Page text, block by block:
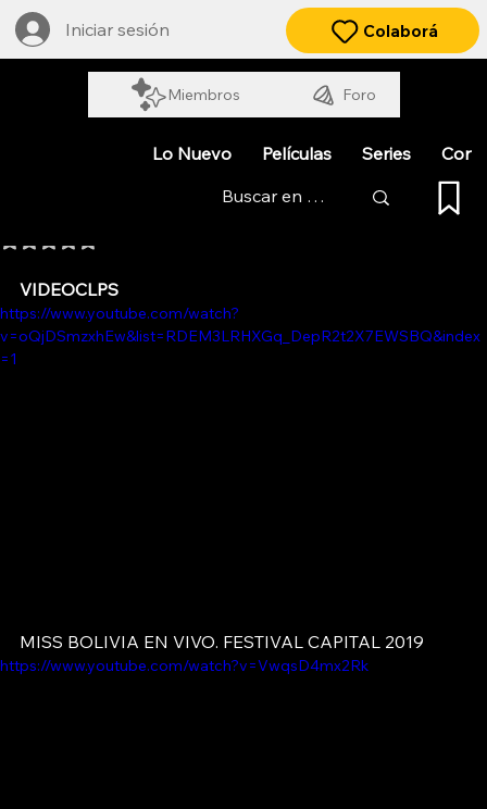
Iniciar sesión
Miembros Foro
Colaborá
Lo Nuevo Películas Series
VIDEOCLPS
https://www.youtube.com/watch?
v=oQjDSmzxhEw&list=RDEM3LRHXGq_DepR2t2X7EWSBQ&index
=1
MISS BOLIVIA EN VIVO. FESTIVAL CAPITAL 2019
https://www.youtube.com/watch?v=VwqsD4mx2Rk